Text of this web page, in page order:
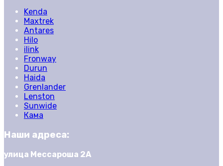
Kenda
Maxtrek
Antares
Hilo
ilink
Fronway
Durun
Haida
Grenlander
Lenston
Sunwide
Кама
Наши адреса:
улица Мессароша 2А